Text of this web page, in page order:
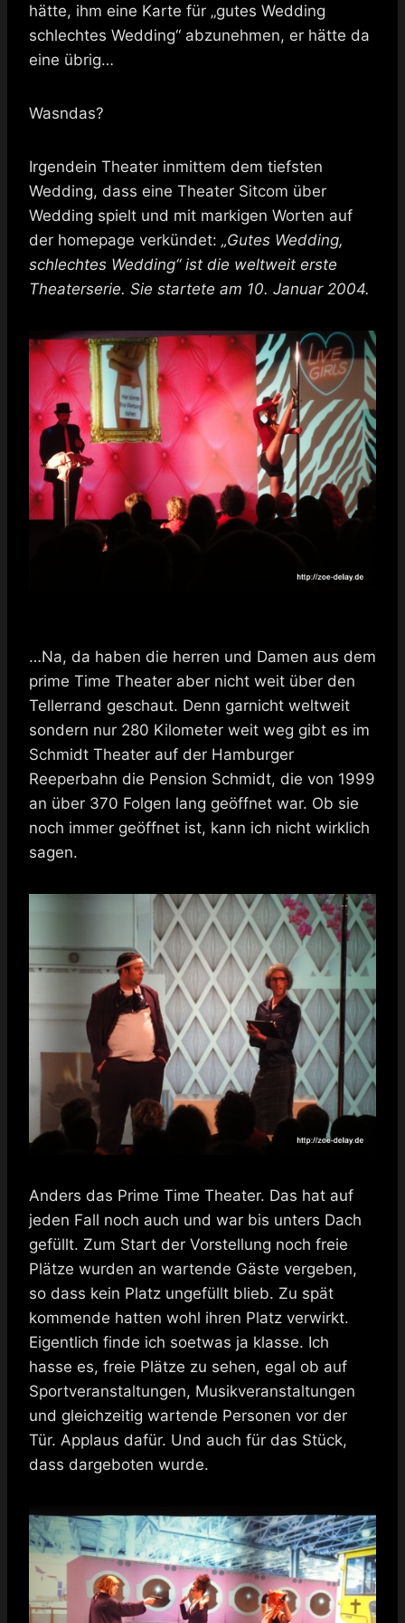
hätte, ihm eine Karte für „gutes Wedding
schlechtes Wedding“ abzunehmen, er hätte da
eine übrig…
Wasndas?
Irgendein Theater inmittem dem tiefsten
Wedding, dass eine Theater Sitcom über
Wedding spielt und mit markigen Worten auf
der homepage verkündet: „Gutes Wedding,
schlechtes Wedding“ ist die weltweit erste
Theaterserie. Sie startete am 10. Januar 2004.
…Na, da haben die herren und Damen aus dem
prime Time Theater aber nicht weit über den
Tellerrand geschaut. Denn garnicht weltweit
sondern nur 280 Kilometer weit weg gibt es im
Schmidt Theater auf der Hamburger
Reeperbahn die Pension Schmidt, die von 1999
an über 370 Folgen lang geöffnet war. Ob sie
noch immer geöffnet ist, kann ich nicht wirklich
sagen.
Anders das Prime Time Theater. Das hat auf
jeden Fall noch auch und war bis unters Dach
gefüllt. Zum Start der Vorstellung noch freie
Plätze wurden an wartende Gäste vergeben,
so dass kein Platz ungefüllt blieb. Zu spät
kommende hatten wohl ihren Platz verwirkt.
Eigentlich finde ich soetwas ja klasse. Ich
hasse es, freie Plätze zu sehen, egal ob auf
Sportveranstaltungen, Musikveranstaltungen
und gleichzeitig wartende Personen vor der
Tür. Applaus dafür. Und auch für das Stück,
dass dargeboten wurde.